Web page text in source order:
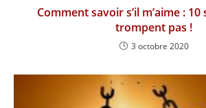
Comment savoir s’il m’aime :
trompent pas !
3 octobre 2020